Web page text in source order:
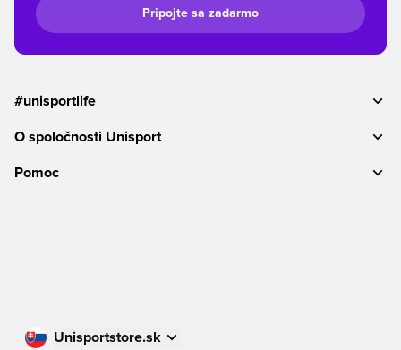
Pripojte sa zadarmo
#unisportlife
O spoločnosti Unisport
Pomoc
Unisportstore.sk